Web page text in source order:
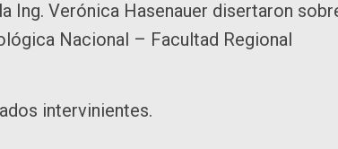
Ing. Verónica Hasenauer disertaron
Nacional – Facultad Regional
intervinientes.